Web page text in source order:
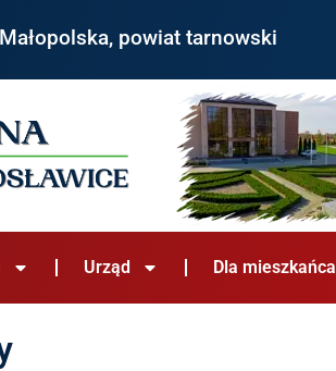
powiat tarnowski
Urząd Dla mieszkańca